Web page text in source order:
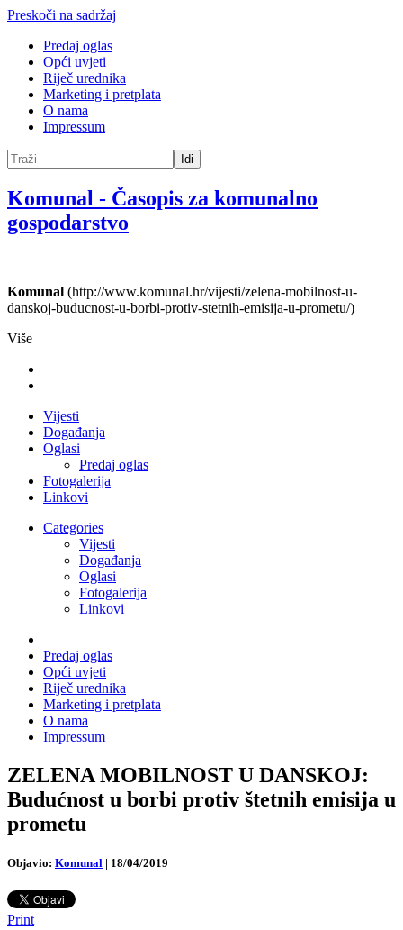
Preskoči na sadržaj
Predaj oglas
Opći uvjeti
Riječ urednika
Marketing i pretplata
O nama
Impressum
Idi
Komunal - Časopis za komunalno
gospodarstvo
Komunal (http://www.komunal.hr/vijesti/zelena-mobilnost-u-
danskoj-buducnost-u-borbi-protiv-stetnih-emisija-u-prometu/)
Više
Vijesti
Događanja
Oglasi
Predaj oglas
Fotogalerija
Linkovi
Categories
Vijesti
Događanja
Oglasi
Fotogalerija
Linkovi
Predaj oglas
Opći uvjeti
Riječ urednika
Marketing i pretplata
O nama
Impressum
ZELENA MOBILNOST U DANSKOJ:
Budućnost u borbi protiv štetnih emisija u
prometu
Objavio: Komunal | 18/04/2019
Print